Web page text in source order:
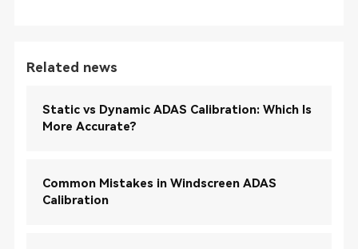
Related news
Static vs Dynamic ADAS Calibration: Which Is
More Accurate?
Common Mistakes in Windscreen ADAS
Calibration